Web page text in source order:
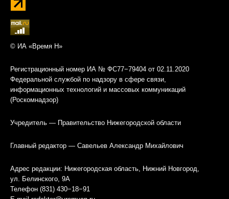
© ИА «Время Н»
Регистрационный номер ИА № ФС77−79404 от 02.11.2020
Федеральной службой по надзору в сфере связи,
информационных технологий и массовых коммуникаций
(Роскомнадзор)
Учредитель — Правительство Нижегородской области
Главный редактор — Савельев Александр Михайлович
Адрес редакции: Нижегородская область, Нижний Новгород,
ул. Белинского, 9А
Телефон (831) 430−18−91